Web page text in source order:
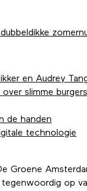
en Audrey
slimme
de handen
technologie
Groene
tegenwoordig op